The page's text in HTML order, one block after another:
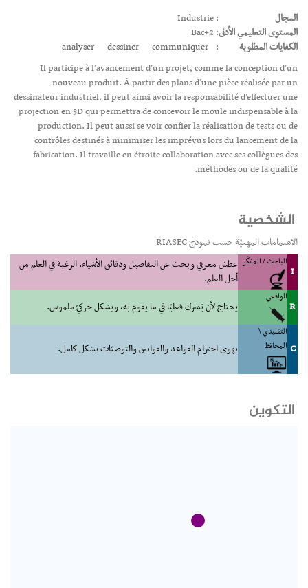
المجال
: Industrie
المستوى التعليمي الأدنى: Bac+2
الكفايات المطلوبة
:
analyser dessiner
communiquer
Il participe à l’avancement d’un projet, comme la conception d’un
nouveau produit. À partir des plans d’une pièce réalisée par un
dessinateur industriel, il peut ainsi avoir la responsabilité d’effectuer une
projection en 3D qui permettra de concevoir le moule indispensable à la
production. Il peut aussi se voir confier la réalisation de tests ou de
contrôles destinés à minimiser les imprévus lors du lancement de la
fabrication. Il travaille en étroite collaboration avec ses collègues des
méthodes ou de la qualité.
الشخصية
الاهتمامات المهنيّة حسب نموذج RIASEC
I
الباحث / المفكّر عطش معرفي وبحث عن التفاصيل ودقائق الأشياء. الرغبة في العلم من
أجل العلم.
R
الواقعي
يحتاج لأن يَشرك فعليّا في ما يقوم به، وبشكل حركيّ ملموس.
C
التقليدي \
المحافظ
يهوى احترام القواعد والقوانين والتوصيّات بشكل كامل.
التكوين